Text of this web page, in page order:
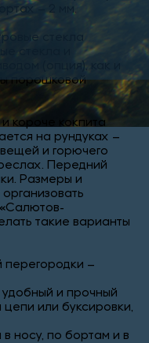
– 2 мм.
стекла
стекла и
(опция), как и
порошковой
короче кокпита
на рундуках –
и горючего
Передний
Размеры и
такие варианты
перегородки –
и прочный
или буксировки,
носу, по бортам и в